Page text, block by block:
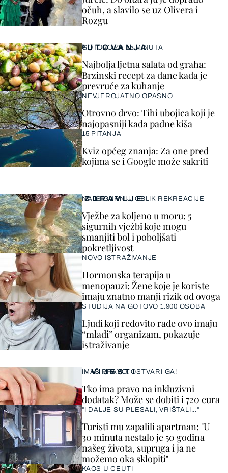
VIJESTI
IMAŠ PRAVO, OSTVARI GA!
Tko ima pravo na inkluzivni
dodatak? Može se dobiti i 720 eura
"I DALJE SU PLESALI, VRIŠTALI..."
Turisti mu zapalili apartman: "U
30 minuta nestalo je 50 godina
našeg života, supruga i ja ne
možemo oka sklopiti"
KAOS U CEUTI
očuh, a slavilo se uz Olivera i
Rozgu
ZDRAVLJE
NAJSIGURNIJI OBLIK REKREACIJE
Vježbe za koljeno u moru: 5
sigurnih vježbi koje mogu
smanjiti bol i poboljšati
pokretljivost
NOVO ISTRAŽIVANJE
Hormonska terapija u
menopauzi: Žene koje je koriste
imaju znatno manji rizik od ovoga
STUDIJA NA GOTOVO 1.900 OSOBA
Ljudi koji redovito rade ovo imaju
“mlađi” organizam, pokazuje
istraživanje
PUTOVANJA
GOTOVO ZA 15 MINUTA
Najbolja ljetna salata od graha:
Brzinski recept za dane kada je
prevruće za kuhanje
NEVJEROJATNO OPASNO
Otrovno drvo: Tihi ubojica koji je
najopasniji kada padne kiša
15 PITANJA
Kviz općeg znanja: Za one pred
kojima se i Google može sakriti